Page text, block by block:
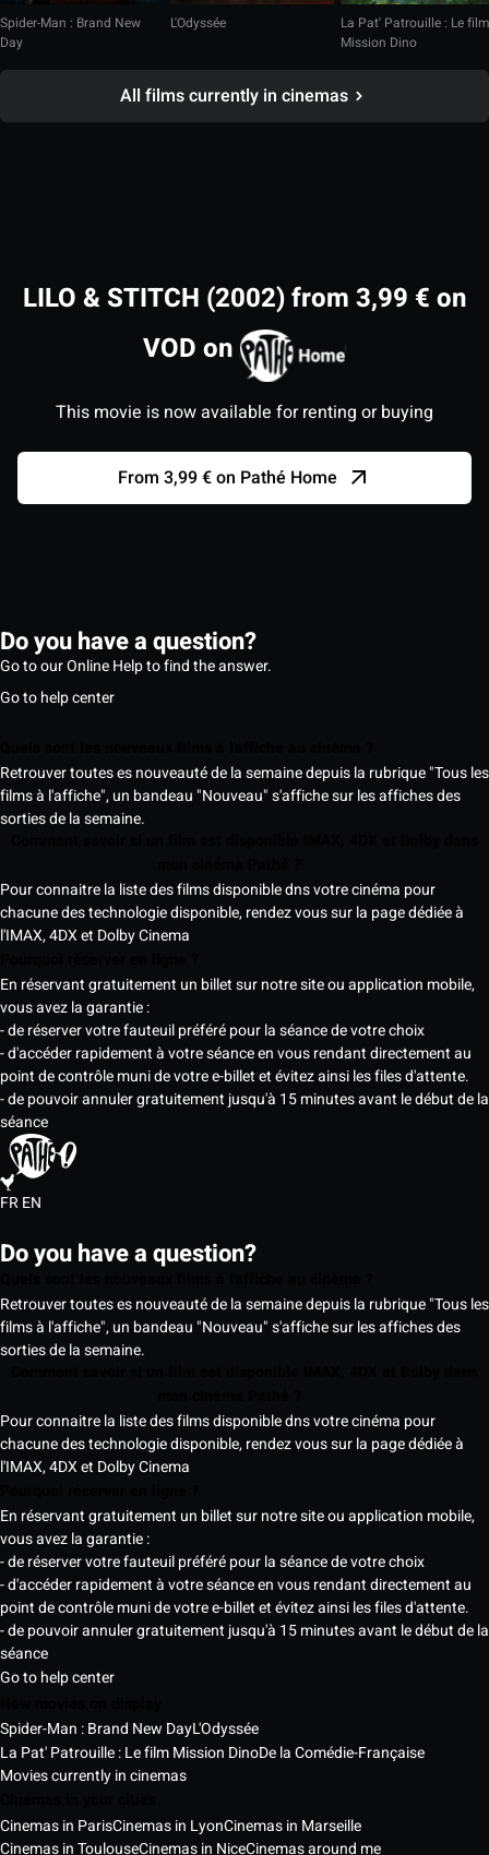
Spider-Man : Brand New
Day
L'Odyssée
La Pat' Patrouille : Le film
Mission Dino
All films currently in cinemas
LILO & STITCH (2002) from 3,99 € on
VOD on
This movie is now available for renting or buying
From 3,99 € on Pathé Home
Do you have a question?
Go to our Online Help to find the answer.
Go to help center
Retrouver toutes es nouveauté de la semaine depuis la rubrique "Tous les
films à l'affiche", un bandeau "Nouveau" s'affiche sur les affiches des
sorties de la semaine.
Pour connaitre la liste des films disponible dns votre cinéma pour
chacune des technologie disponible, rendez vous sur la page dédiée à
l'IMAX, 4DX et Dolby Cinema
En réservant gratuitement un billet sur notre site ou application mobile,
vous avez la garantie :
- de réserver votre fauteuil préféré pour la séance de votre choix
- d'accéder rapidement à votre séance en vous rendant directement au
point de contrôle muni de votre e-billet et évitez ainsi les files d'attente.
- de pouvoir annuler gratuitement jusqu'à 15 minutes avant le début de la
séance
FREN
Do you have a question?
Retrouver toutes es nouveauté de la semaine depuis la rubrique "Tous les
films à l'affiche", un bandeau "Nouveau" s'affiche sur les affiches des
sorties de la semaine.
Pour connaitre la liste des films disponible dns votre cinéma pour
chacune des technologie disponible, rendez vous sur la page dédiée à
l'IMAX, 4DX et Dolby Cinema
En réservant gratuitement un billet sur notre site ou application mobile,
vous avez la garantie :
- de réserver votre fauteuil préféré pour la séance de votre choix
- d'accéder rapidement à votre séance en vous rendant directement au
point de contrôle muni de votre e-billet et évitez ainsi les files d'attente.
- de pouvoir annuler gratuitement jusqu'à 15 minutes avant le début de la
séance
Go to help center
Spider-Man : Brand New DayL'Odyssée
La Pat' Patrouille : Le film Mission DinoDe la Comédie-Française
Movies currently in cinemas
Cinemas in ParisCinemas in LyonCinemas in Marseille
Cinemas in ToulouseCinemas in NiceCinemas around me